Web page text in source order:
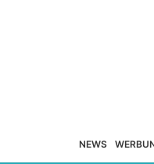
NEWS